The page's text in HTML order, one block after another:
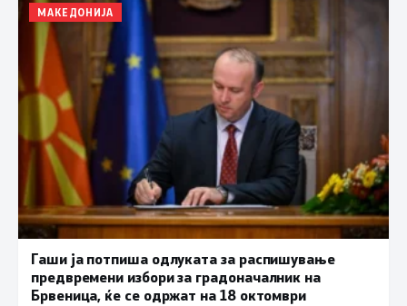
МАКЕДОНИЈА
Гаши ја потпиша одлуката за распишување
предвремени избори за градоначалник на
Брвеница, ќе се одржат на 18 октомври